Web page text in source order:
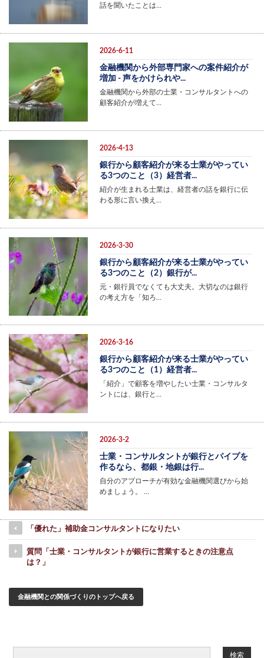
話を聞いたことは…
2026-6-11
金融機関から外部専門家への案件紹介が
増加 - 声をかけられや...
金融機関から外部の士業・コンサルタントへの
顧客紹介が増えて…
2026-4-13
銀行から顧客紹介が来る士業がやってい
る3つのこと（3）経営者...
紹介が生まれる士業は、経営者の話を銀行に伝
わる形に言い換え…
2026-3-30
銀行から顧客紹介が来る士業がやってい
る3つのこと（2）銀行が...
元・銀行員でなくても大丈夫。大切なのは銀行
の考え方を「知ろ…
2026-3-16
銀行から顧客紹介が来る士業がやってい
る3つのこと（1）経営者...
「紹介」で顧客を増やしたい士業・コンサルタ
ントには、銀行と…
2026-3-2
士業・コンサルタントが銀行とパイプを
作るなら、都銀・地銀は行...
自分のアプローチが有効な金融機関選びから始
めましょう。 …
「優れた」補助金コンサルタントになりたい
質問「士業・コンサルタントが銀行に営業するときの注意点
は？」
金融機関との関係づくりのトップへ戻る